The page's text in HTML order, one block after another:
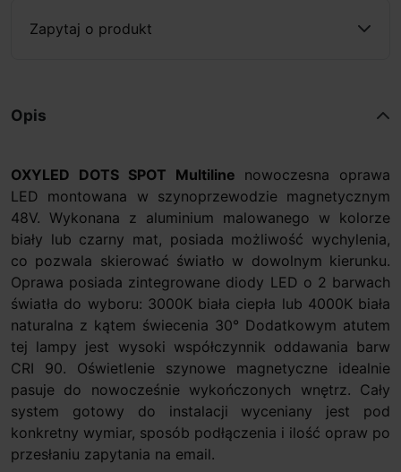
Zapytaj o produkt
Opis
OXYLED DOTS SPOT Multiline nowoczesna oprawa
LED montowana w szynoprzewodzie magnetycznym
48V. Wykonana z aluminium malowanego w kolorze
biały lub czarny mat, posiada możliwość wychylenia,
co pozwala skierować światło w dowolnym kierunku.
Oprawa posiada zintegrowane diody LED o 2 barwach
światła do wyboru: 3000K biała ciepła lub 4000K biała
naturalna z kątem świecenia 30° Dodatkowym atutem
tej lampy jest wysoki współczynnik oddawania barw
CRI 90. Oświetlenie szynowe magnetyczne idealnie
pasuje do nowocześnie wykończonych wnętrz. Cały
system gotowy do instalacji wyceniany jest pod
konkretny wymiar, sposób podłączenia i ilość opraw po
przesłaniu zapytania na email.